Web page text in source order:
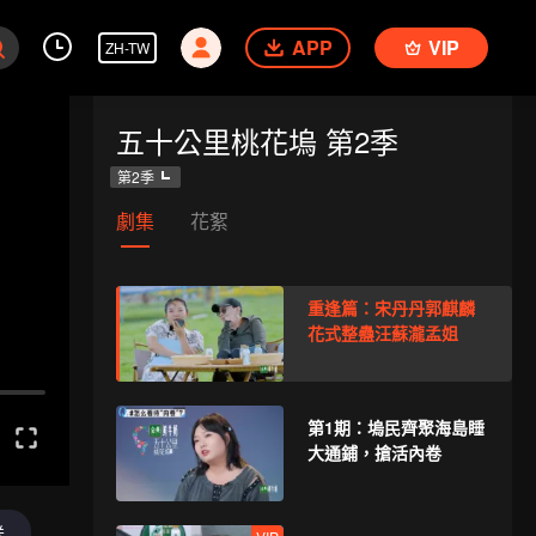
ZH-TW APP VIP
五十公里桃花塢 第2季
第2季
劇集 花絮
重逢篇：宋丹丹郭麒麟
花式整蠱汪蘇瀧孟姐
第1期：塢民齊聚海島睡
大通鋪，搶活內卷